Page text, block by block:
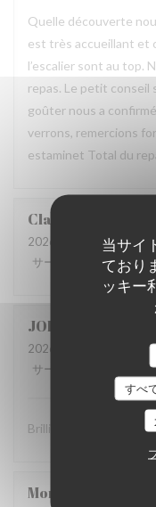
当サイ
ており
ッキー
すべ
Quelle découverte
est très accueillant et
l’escalier sont au top.
repas. Le petit
goûter nous a
verrons, remercions
estaminet Total du
Claire
2026-07-22
- 12:30 -
サービス
/5 雰囲気
JOHN
2026-07-10
- 19:00 -
サービス
:
Brilliant food and
Montaigne